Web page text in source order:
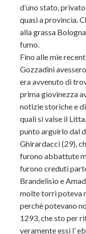
d’uno stato,
quasi a provincia.
alla grassa
fumo.
Fino alle mie
Gozzadini
era avvenuto di
prima giovinezza
notizie storiche e
quali si valse il
punto arguirlo dal
Ghirardacci (29),
furono abbattute
furono creduti
Brandelisio e
molte torri poteva
perchè potevano
1293, che sto per
veramente essi l’